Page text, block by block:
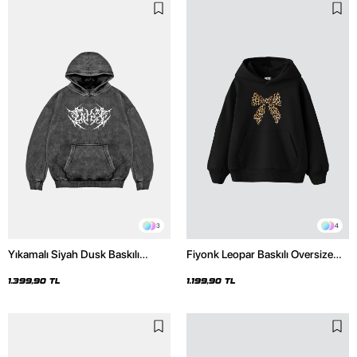
3
Yıkamalı Siyah Dusk Baskılı
1.399,90 TL
4
Fiyonk Leopar Baskılı Oversize
1.199,90 TL